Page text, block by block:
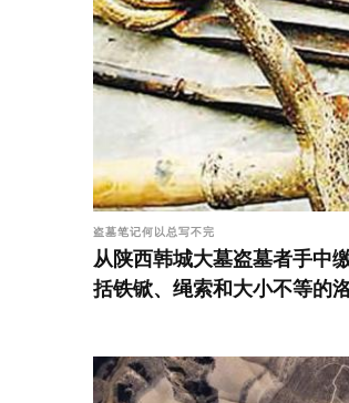
盗墓笔记何以总写不完
从陕西韩城大墓盗墓者手中
括铁锨、绳索和大小不等的